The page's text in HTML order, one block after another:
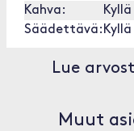
Kahva:
Kyllä
Säädettävä: Kyllä
Lue
Muut